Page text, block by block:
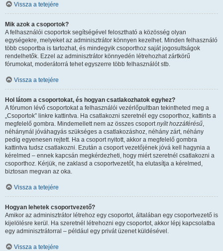
Vissza a tetejére
Mik azok a csoportok?
A felhasználói csoportok segítségével felosztható a közösség olyan
egységekre, melyeket az adminisztrátor könnyen kezelhet. Minden felhasználó
több csoportba is tartozhat, és mindegyik csoporthoz saját jogosultságok
rendelhetők. Ezzel az adminisztrátor könnyedén létrehozhat zártkörű
fórumokat, moderátorrá tehet egyszerre több felhasználót stb.
Vissza a tetejére
Hol látom a csoportokat, és hogyan csatlakozhatok egyhez?
A fórumon lévő csoportokat a felhasználói vezérlőpultban tekintheted meg a
„Csoportok” linkre kattintva. Ha csatlakozni szeretnél egy csoporthoz, kattints a
megfelelő gombra. Mindemellett nem az összes csoportnyílt hozzáférésű,
néhánynál jóváhagyás szükséges a csatlakozáshoz, néhány zárt, néhány
pedig egyenesen rejtett. Ha a csoport nyitott, akkor a megfelelő gombra
kattintva tudsz csatlakozni. Ezután a csoport vezetőjének jóvá kell hagynia a
kérelmed – ennek kapcsán megkérdezheti, hogy miért szeretnél csatlakozni a
csoporthoz. Kérjük, ne zaklasd a csoportvezetőt, ha elutasítja a kérelmed,
biztosan megvan az oka.
Vissza a tetejére
Hogyan lehetek csoportvezető?
Amikor az adminisztrátor létrehoz egy csoportot, általában egy csoportvezető is
kijelölésre kerül. Ha szeretnél létrehozni egy csoportot, akkor lépj kapcsolatba
egy adminisztrátorral – például egy privát üzenet küldésével.
Vissza a tetejére